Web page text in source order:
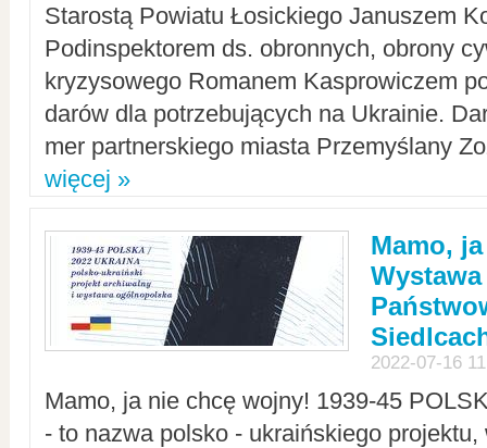
Starostą Powiatu Łosickiego Januszem
Podinspektorem ds. obronnych, obrony
kryzysowego Romanem Kasprowiczem
darów dla potrzebujących na Ukrainie.
mer partnerskiego miasta Przemyślany
więcej »
Mamo,
2022-07-16
Mamo, ja nie chcę wojny! 1939-45
- to nazwa polsko - ukraińskiego